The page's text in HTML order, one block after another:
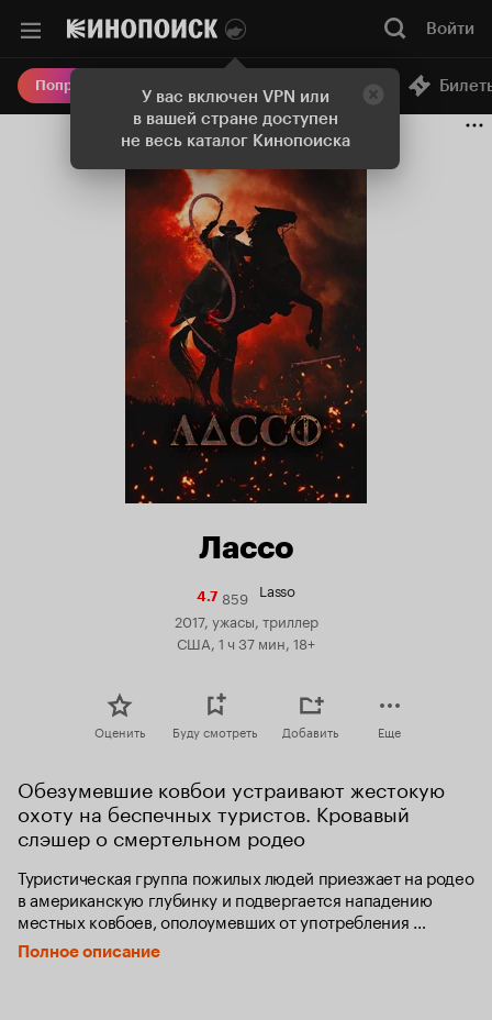
У вас включен VPN или
в вашей стране доступен
не весь каталог Кинопоиска
Войти
Попробовать Плюс Онлайн-кинотеатр
Лассо
4.7Рейтинг
4.7
859 Lasso
2017, ужасы, триллер
США, 1 ч 37 мин, 18+
Оценить Буду смотреть Добавить Еще
Обезумевшие ковбои устраивают жестокую
охоту на беспечных туристов. Кровавый
слэшер о смертельном родео
Туристическая группа пожилых людей приезжает на родео
в американскую глубинку и подвергается нападению
местных ковбоев, ополоумевших от употребления
ветеринарных стероидов.
Полное описание